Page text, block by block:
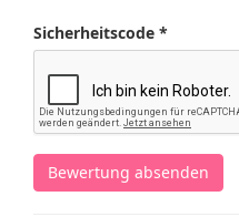
Sicherheitscode *
Bewertung absenden